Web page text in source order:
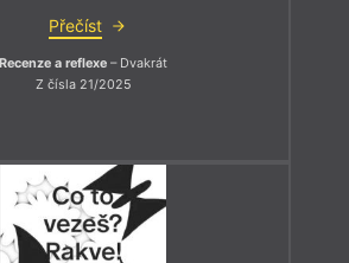
Přečíst
Recenze a reflexe – Dvakrát
Z čísla 21/2025